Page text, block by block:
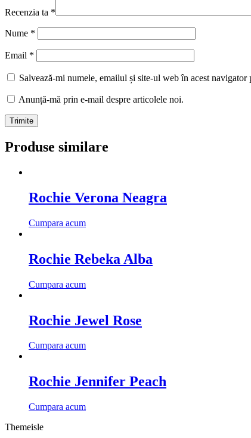
Recenzia ta *
Nume *
Email *
Salvează-mi numele, emailul și site-ul web în acest navigator
Anunță-mă prin e-mail despre articolele noi.
Produse similare
Rochie Verona Neagra
Cumpara acum
Rochie Rebeka Alba
Cumpara acum
Rochie Jewel Rose
Cumpara acum
Rochie Jennifer Peach
Cumpara acum
Themeisle